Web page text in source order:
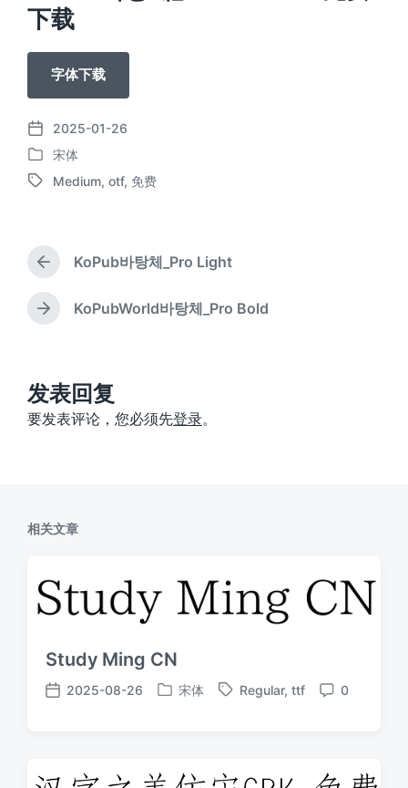
下载
字体下载
发
布
日
2025-01-26
发
布
宋体
标
Medium, otf, 免费
上
篇
文
章
KoPub바탕체_Pro Light
下
：
KoPubWorld바탕체_Pro Bold
发表回复
要发表评论，您必须先登录。
相关文章
Study Ming CN
发
2025-08-26
发
宋体
标
Regular, ttf
评
0